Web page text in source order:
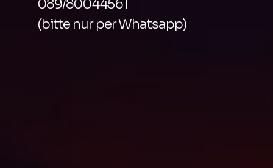
089/80044561
(bitte nur per Whatsapp)